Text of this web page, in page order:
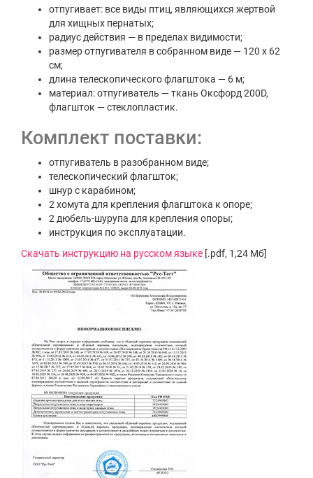
отпугивает: все виды птиц, являющихся жертвой
для хищных пернатых;
радиус действия — в пределах видимости;
размер отпугивателя в собранном виде — 120 x 62
см;
длина телескопического флагштока — 6 м;
материал: отпугиватель — ткань Оксфорд 200D,
флагшток — стеклопластик.
Комплект поставки:
отпугиватель в разобранном виде;
телескопический флагшток;
шнур с карабином;
2 хомута для крепления флагштока к опоре;
2 дюбель-шурупа для крепления опоры;
инструкция по эксплуатации.
Скачать инструкцию на русском языке [.pdf, 1,24 Мб]